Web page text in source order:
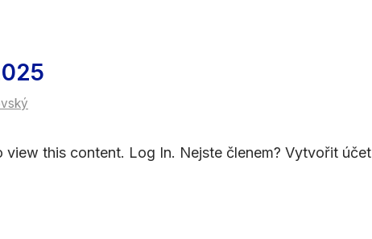
view this content. Log In. Nejste členem? Vytvořit účet